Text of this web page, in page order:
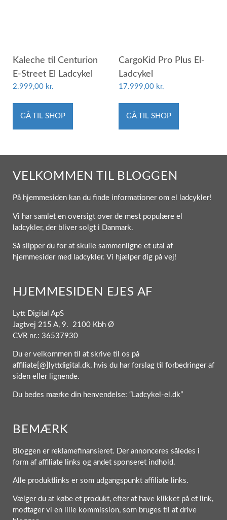
Kaleche til Centurion
E-Street El Ladcykel
2.999,00 kr.
GÅ TIL SHOP
CargoKid Pro Plus El-
Ladcykel
17.999,00 kr.
GÅ TIL SHOP
VELKOMMEN TIL BLOGGEN
På hjemmesiden kan du finde informationer om el ladcykler!
Vi har samlet en oversigt over de mest populære el
ladcykler, der bliver solgt i Danmark.
Så slipper du for at skulle sammenligne et utal af
hjemmesider med ladcykler. Vi hjælper dig på vej!
HJEMMESIDEN EJES AF
Lytt Digital ApS
Jagtvej 215 A, 9. 2100 Kbh Ø
CVR nr.: 36537930
Du er velkommen til at skrive til os på
affiliate[@]lyttdigital.dk, hvis du har forslag til forbedringer af
siden eller lignende.
Du bedes mærke din henvendelse: “Ladcykel-el.dk”
BEMÆRK
Bloggen er reklamefinansieret. Der annonceres således i
form af affiliate links og andet sponseret indhold.
Alle produktlinks er som udgangspunkt affiliate links.
Vælger du at købe et produkt, efter at have klikket på et link,
modtager vi en lille kommission, som bruges til at drive